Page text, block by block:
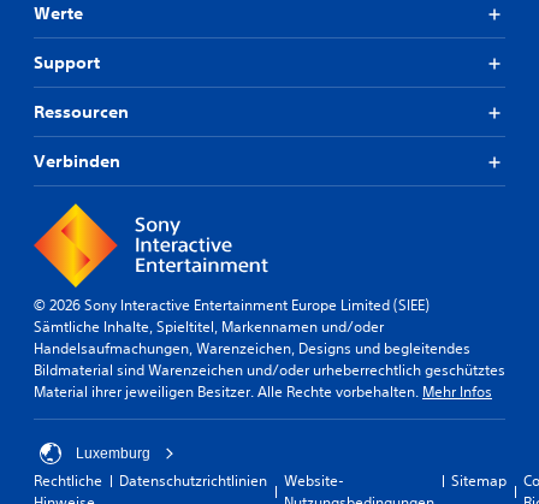
Werte
Support
Ressourcen
Verbinden
© 2026 Sony Interactive Entertainment Europe Limited (SIEE)
Sämtliche Inhalte, Spieltitel, Markennamen und/oder
Handelsaufmachungen, Warenzeichen, Designs und begleitendes
Bildmaterial sind Warenzeichen und/oder urheberrechtlich geschütztes
Material ihrer jeweiligen Besitzer. Alle Rechte vorbehalten. Mehr Infos
Luxemburg
Rechtliche
Datenschutzrichtlinien
Website-
Sitemap